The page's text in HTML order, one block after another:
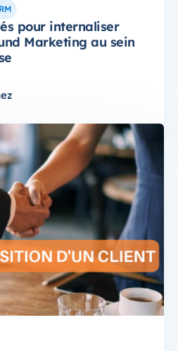
pour internaliser
Marketing au sein